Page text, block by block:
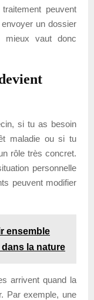
peuvent
envoyer un dossier
mieux vaut donc
si tu as besoin
maladie ou si tu
rôle très concret.
personnelle
peuvent modifier
ensemble
la nature
arrivent quand la
Par exemple, une